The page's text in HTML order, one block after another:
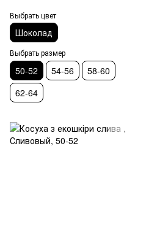
Выбрать цвет
Шоколад
Выбрать размер
50-52 54-56
58-60
62-64